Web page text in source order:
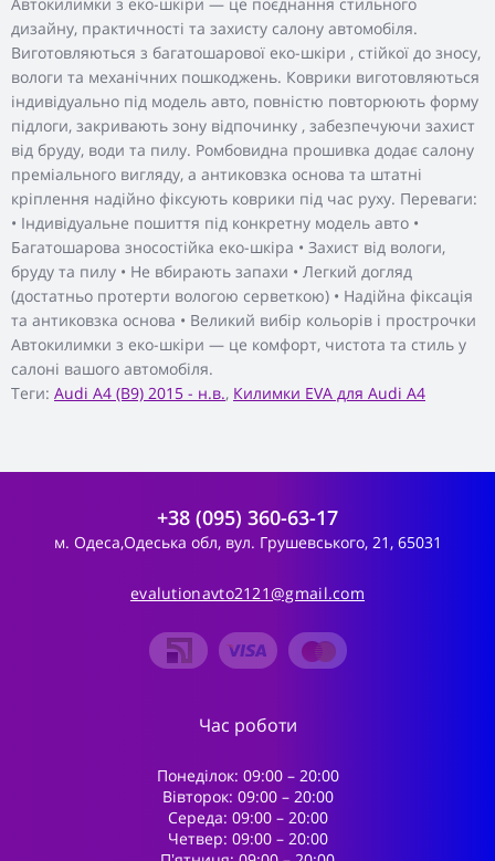
дизайну, практичності та захисту салону автомобіля.
Виготовляються з багатошарової еко-шкіри , стійкої до зносу,
вологи та механічних пошкоджень. Коврики виготовляються
індивідуально під модель авто, повністю повторюють форму
підлоги, закривають зону відпочинку , забезпечуючи захист
від бруду, води та пилу. Ромбовидна прошивка додає салону
преміального вигляду, а антиковзка основа та штатні
кріплення надійно фіксують коврики під час руху. Переваги:
• Індивідуальне пошиття під конкретну модель авто •
Багатошарова зносостійка еко-шкіра • Захист від вологи,
бруду та пилу • Не вбирають запахи • Легкий догляд
(достатньо протерти вологою серветкою) • Надійна фіксація
та антиковзка основа • Великий вибір кольорів і прострочки
Автокилимки з еко-шкіри — це комфорт, чистота та стиль у
салоні вашого автомобіля.
Теги: Audi A4 (B9) 2015 - н.в., Килимки EVA для Audi A4
+38 (095) 360-63-17
м. Одеса,Одеська обл, вул. Грушевського, 21, 65031
evalutionavto2121@gmail.com
Час роботи
Понеділок: 09:00 – 20:00
Вівторок: 09:00 – 20:00
Середа: 09:00 – 20:00
Четвер: 09:00 – 20:00